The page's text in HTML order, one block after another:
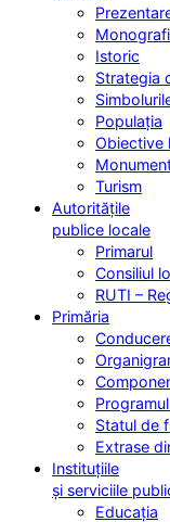
Istoric
Strategia
Populația
Obiective
Turism
Autoritățile
publice locale
Primarul
Consiliul
RUTI –
Primăria
Statul de
Extrase
Instituțiile
și serviciile
Educația